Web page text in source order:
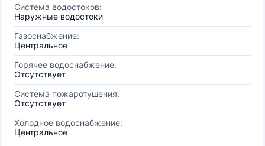
Система водостоков:
Наружные водостоки
Газоснабжение:
Центральное
Горячее водоснабжение:
Отсутствует
Система пожаротушения:
Отсутствует
Холодное водоснабжение:
Центральное